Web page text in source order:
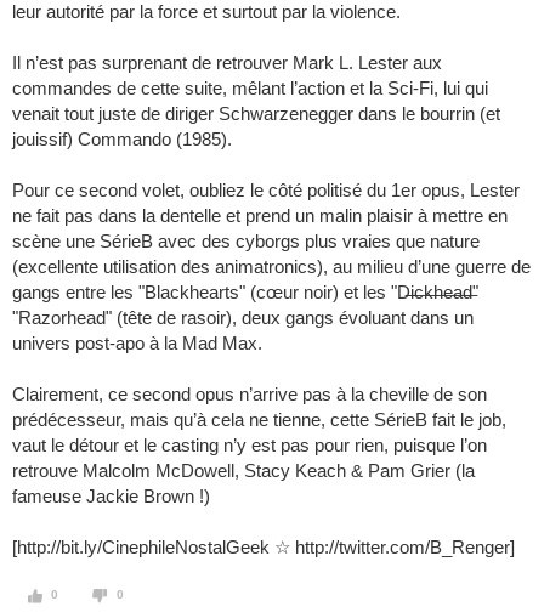
leur autorité par la force et surtout par la violence.
Il n’est pas surprenant de retrouver Mark L. Lester aux
commandes de cette suite, mêlant l’action et la Sci-Fi, lui qui
venait tout juste de diriger Schwarzenegger dans le bourrin (et
jouissif) Commando (1985).
Pour ce second volet, oubliez le côté politisé du 1er opus, Lester
ne fait pas dans la dentelle et prend un malin plaisir à mettre en
scène une SérieB avec des cyborgs plus vraies que nature
(excellente utilisation des animatronics), au milieu d’une guerre de
gangs entre les "Blackhearts" (cœur noir) et les "D̶i̶c̶k̶h̶e̶a̶d̶"
"Razorhead" (tête de rasoir), deux gangs évoluant dans un
univers post-apo à la Mad Max.
Clairement, ce second opus n’arrive pas à la cheville de son
prédécesseur, mais qu’à cela ne tienne, cette SérieB fait le job,
vaut le détour et le casting n’y est pas pour rien, puisque l’on
retrouve Malcolm McDowell, Stacy Keach & Pam Grier (la
fameuse Jackie Brown !)
[http://bit.ly/CinephileNostalGeek ☆ http://twitter.com/B_Renger]
0 0